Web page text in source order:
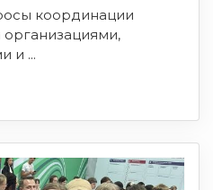
координации
и ...